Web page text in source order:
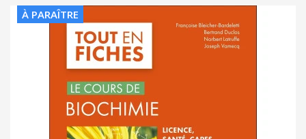
À PARAÎTRE